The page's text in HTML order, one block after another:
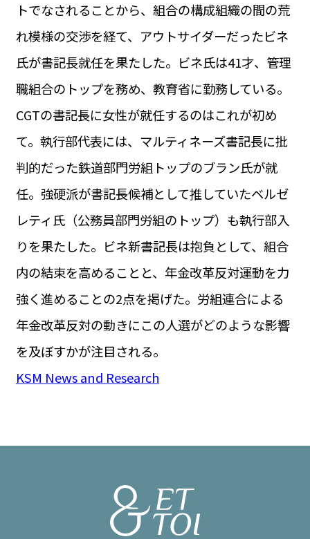
トでなされることから、組合の構成組織の間の荒
れ模様の交渉を経て、アウトサイダーだったビネ
氏が書記長就任を果たした。ビネ氏は41才、管理
職組合のトップを務め、教育省に勤務している。
CGTの書記長に女性が就任するのはこれが初め
て。執行部代表には、マルティネーズ書記長に批
判的だった鉄道部門労組トップのブラン氏が就
任。強硬派が書記長候補として推していたベルゼ
レティ氏（公務員部門労組のトップ）も執行部入
りを果たした。ビネ新書記長は抱負として、組合
内の結束を高めることと、年金改革反対運動を力
強く進めることの2点を掲げた。労組連合による
年金改革反対の動きにこの人選がどのような影響
を及ぼすかが注目される。
KSM News and Research